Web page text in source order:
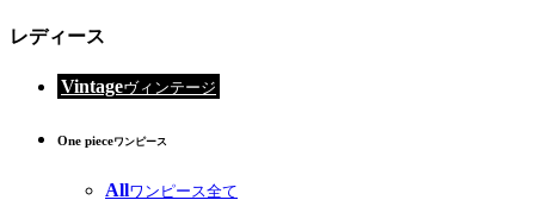
レディース
Vintageヴィンテージ
One pieceワンピース
Allワンピース全て